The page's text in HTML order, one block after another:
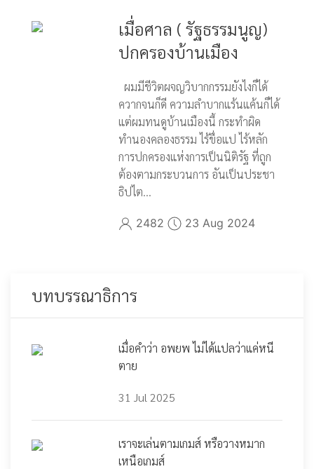
เมื่อศาล ( รัฐธรรมนูญ)
ปกครองบ้านเมือง
ผมมีชีวิตผจญวิบากกรรมยังไงก็ได้
ควากจนก็ดี ความลำบากแร้นแค้นก็ได้
แต่ผมทนดูบ้านเมืองนี้ กระทำผิด
ทำนองคลองธรรม ไร้ขื่อแป ไร้หลัก
การปกครองแห่งการเป็นนิติรัฐ ที่ถูก
ต้องตามกระบวนการ อันเป็นประชา
ธิปไต...
2482 23 Aug 2024
บทบรรณาธิการ
เมื่อคำว่า อพยพ ไม่ได้แปลว่าแค่หนี
ตาย
31 Jul 2025
เราจะเล่นตามเกมส์ หรือวางหมาก
เหนือเกมส์